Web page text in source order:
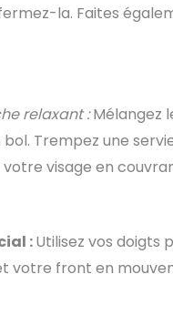
la. Faites
relaxant :Mélangez
bol. Trempez une
visage en
:Utilisez vos doigts
votre front en